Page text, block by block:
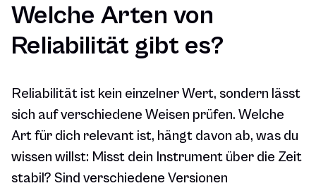
Welche Arten von
Reliabilität gibt es?
Reliabilität ist kein einzelner Wert, sondern lässt
sich auf verschiedene Weisen prüfen. Welche
Art für dich relevant ist, hängt davon ab, was du
wissen willst: Misst dein Instrument über die Zeit
stabil? Sind verschiedene Versionen